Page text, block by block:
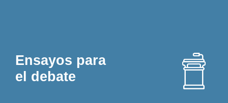
Ensayos para
el debate